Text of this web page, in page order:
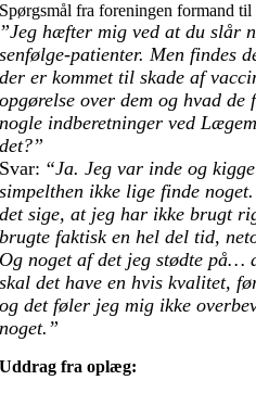
Spørgsmål fra foreningen formand
”Jeg hæfter mig ved at du slår
senfølge-patienter. Men findes
der er kommet til skade af
opgørelse over dem og hvad
nogle indberetninger ved
det?”
Svar: “Ja. Jeg var inde og
simpelthen ikke lige finde
det sige, at jeg har ikke brugt
brugte faktisk en hel del tid,
Og noget af det jeg stødte på…
skal det have en hvis kvalitet,
og det føler jeg mig ikke
noget.”
Uddrag fra oplæg: